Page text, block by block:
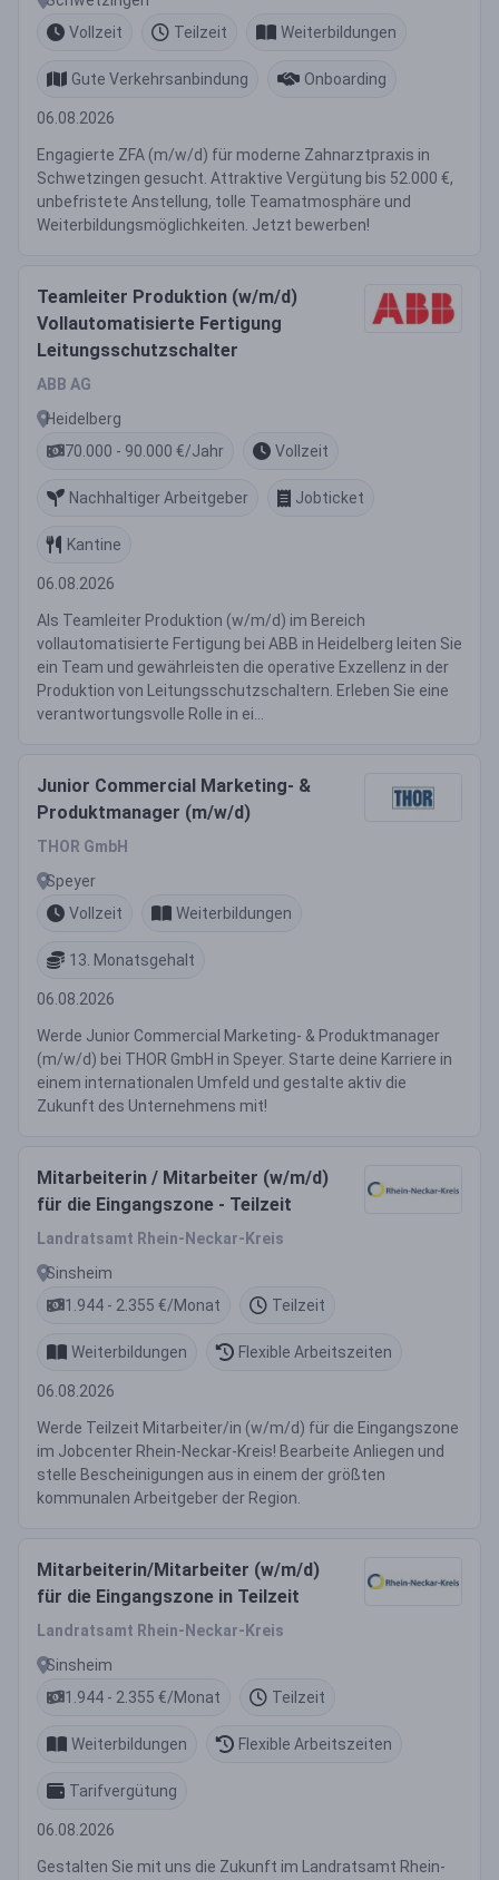
Vollzeit
Teilzeit Weiterbildungen
Gute Verkehrsanbindung Onboarding
06.08.2026
Engagierte ZFA (m/w/d) für moderne Zahnarztpraxis in
Schwetzingen gesucht. Attraktive Vergütung bis 52.000 €,
unbefristete Anstellung, tolle Teamatmosphäre und
Weiterbildungsmöglichkeiten. Jetzt bewerben!
Teamleiter Produktion (w/m/d)
Vollautomatisierte Fertigung
Leitungsschutzschalter
ABB AG
Heidelberg
70.000 - 90.000 €/Jahr
Vollzeit
Nachhaltiger Arbeitgeber Jobticket
Kantine
06.08.2026
Als Teamleiter Produktion (w/m/d) im Bereich
vollautomatisierte Fertigung bei ABB in Heidelberg leiten Sie
ein Team und gewährleisten die operative Exzellenz in der
Produktion von Leitungsschutzschaltern. Erleben Sie eine
verantwortungsvolle Rolle in ei...
Junior Commercial Marketing- &
Produktmanager (m/w/d)
THOR GmbH
Speyer
Vollzeit
Weiterbildungen
13. Monatsgehalt
06.08.2026
Werde Junior Commercial Marketing- & Produktmanager
(m/w/d) bei THOR GmbH in Speyer. Starte deine Karriere in
einem internationalen Umfeld und gestalte aktiv die
Zukunft des Unternehmens mit!
Mitarbeiterin / Mitarbeiter (w/m/d)
für die Eingangszone - Teilzeit
Landratsamt Rhein-Neckar-Kreis
Sinsheim
1.944 - 2.355 €/Monat
Teilzeit
Weiterbildungen Flexible Arbeitszeiten
06.08.2026
Werde Teilzeit Mitarbeiter/in (w/m/d) für die Eingangszone
im Jobcenter Rhein-Neckar-Kreis! Bearbeite Anliegen und
stelle Bescheinigungen aus in einem der größten
kommunalen Arbeitgeber der Region.
Mitarbeiterin/Mitarbeiter (w/m/d)
für die Eingangszone in Teilzeit
Landratsamt Rhein-Neckar-Kreis
Sinsheim
1.944 - 2.355 €/Monat
Teilzeit
Weiterbildungen Flexible Arbeitszeiten
Tarifvergütung
06.08.2026
Gestalten Sie mit uns die Zukunft im Landratsamt Rhein-